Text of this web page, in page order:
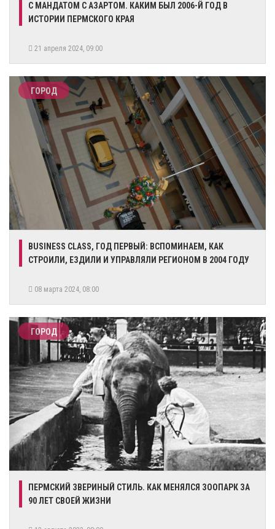
​С МАНДАТОМ С АЗАРТОМ. КАКИМ БЫЛ 2006-Й ГОД В
ИСТОРИИ ПЕРМСКОГО КРАЯ
21 апреля 2024, 09:00
ГОРОД
BUSINESS CLASS, ГОД ПЕРВЫЙ: ВСПОМИНАЕМ, КАК
СТРОИЛИ, ЕЗДИЛИ И УПРАВЛЯЛИ РЕГИОНОМ В 2004 ГОДУ
08 марта 2024, 08:00
ГОРОД
​ПЕРМСКИЙ ЗВЕРИНЫЙ СТИЛЬ. КАК МЕНЯЛСЯ ЗООПАРК ЗА
90 ЛЕТ СВОЕЙ ЖИЗНИ